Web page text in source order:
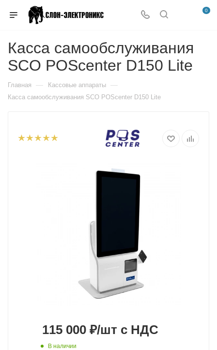
0
Касса самообслуживания
SCO POScenter D150 Lite
Главная — Кассовые аппараты —
Касса самообслуживания SCO POScenter D150 Lite
115 000 ₽/шт с НДС
В наличии